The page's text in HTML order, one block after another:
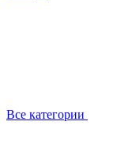
Все категории